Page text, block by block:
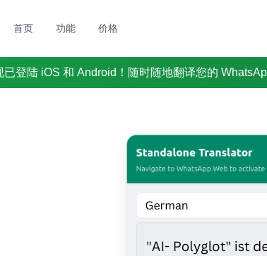
首页 功能 价格
已登陆 iOS 和 Android！随时随地翻译您的